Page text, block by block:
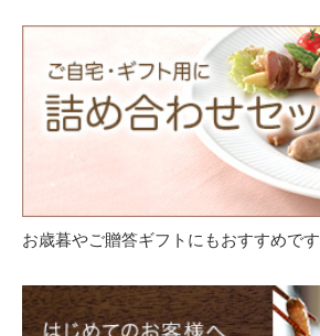
お歳暮やご贈答ギフトにもおすすめです